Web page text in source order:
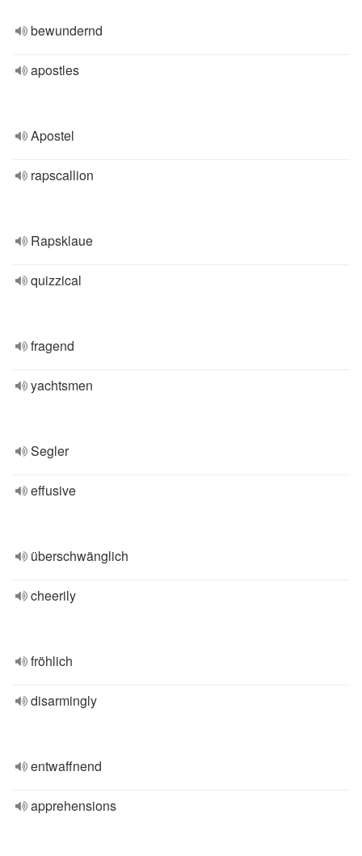
bewundernd
apostles
Apostel
rapscallion
Rapsklaue
quizzical
fragend
yachtsmen
Segler
effusive
überschwänglich
cheerily
fröhlich
disarmingly
entwaffnend
apprehensions